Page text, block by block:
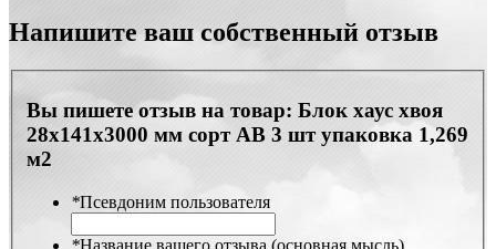
Напишите ваш собственный отзыв
Вы пишете отзыв на товар: Блок хаус хвоя
28х141х3000 мм сорт АВ 3 шт упаковка 1,269
м2
*Псевдоним пользователя
*Название вашего отзыва (основная мысль)